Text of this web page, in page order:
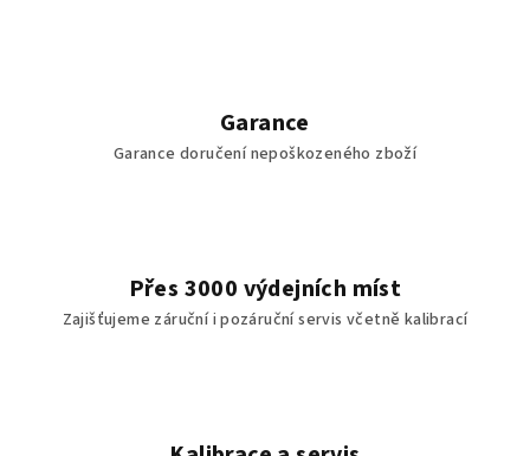
Garance
Garance doručení nepoškozeného zboží
Přes 3000 výdejních míst
Zajišťujeme záruční i pozáruční servis včetně kalibrací